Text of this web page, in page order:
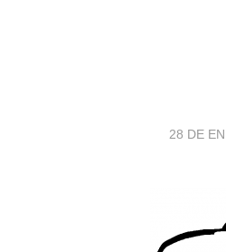
28 DE